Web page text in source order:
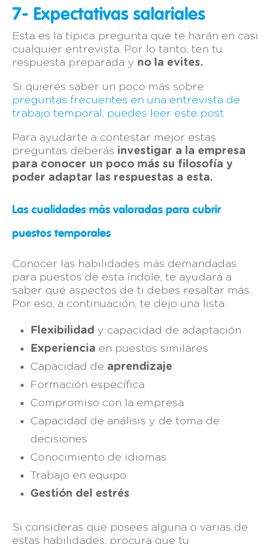
7- Expectativas salariales
Esta es la típica pregunta que te harán en casi
cualquier entrevista. Por lo tanto, ten tu
respuesta preparada y no la evites.
Si quieres saber un poco más sobre
preguntas frecuentes en una entrevista de
trabajo temporal, puedes leer este post
Para ayudarte a contestar mejor estas
preguntas deberás investigar a la empresa
para conocer un poco más su filosofía y
poder adaptar las respuestas a esta.
Las cualidades más valoradas para cubrir
puestos temporales
Conocer las habilidades más demandadas
para puestos de esta índole, te ayudará a
saber qué aspectos de ti debes resaltar más.
Por eso, a continuación, te dejo una lista:
Flexibilidad y capacidad de adaptación
Experiencia en puestos similares
Capacidad de aprendizaje
Formación específica
Compromiso con la empresa
Capacidad de análisis y de toma de
decisiones
Conocimiento de idiomas
Trabajo en equipo
Gestión del estrés
Si consideras que posees alguna o varias de
estas habilidades, procura que tu